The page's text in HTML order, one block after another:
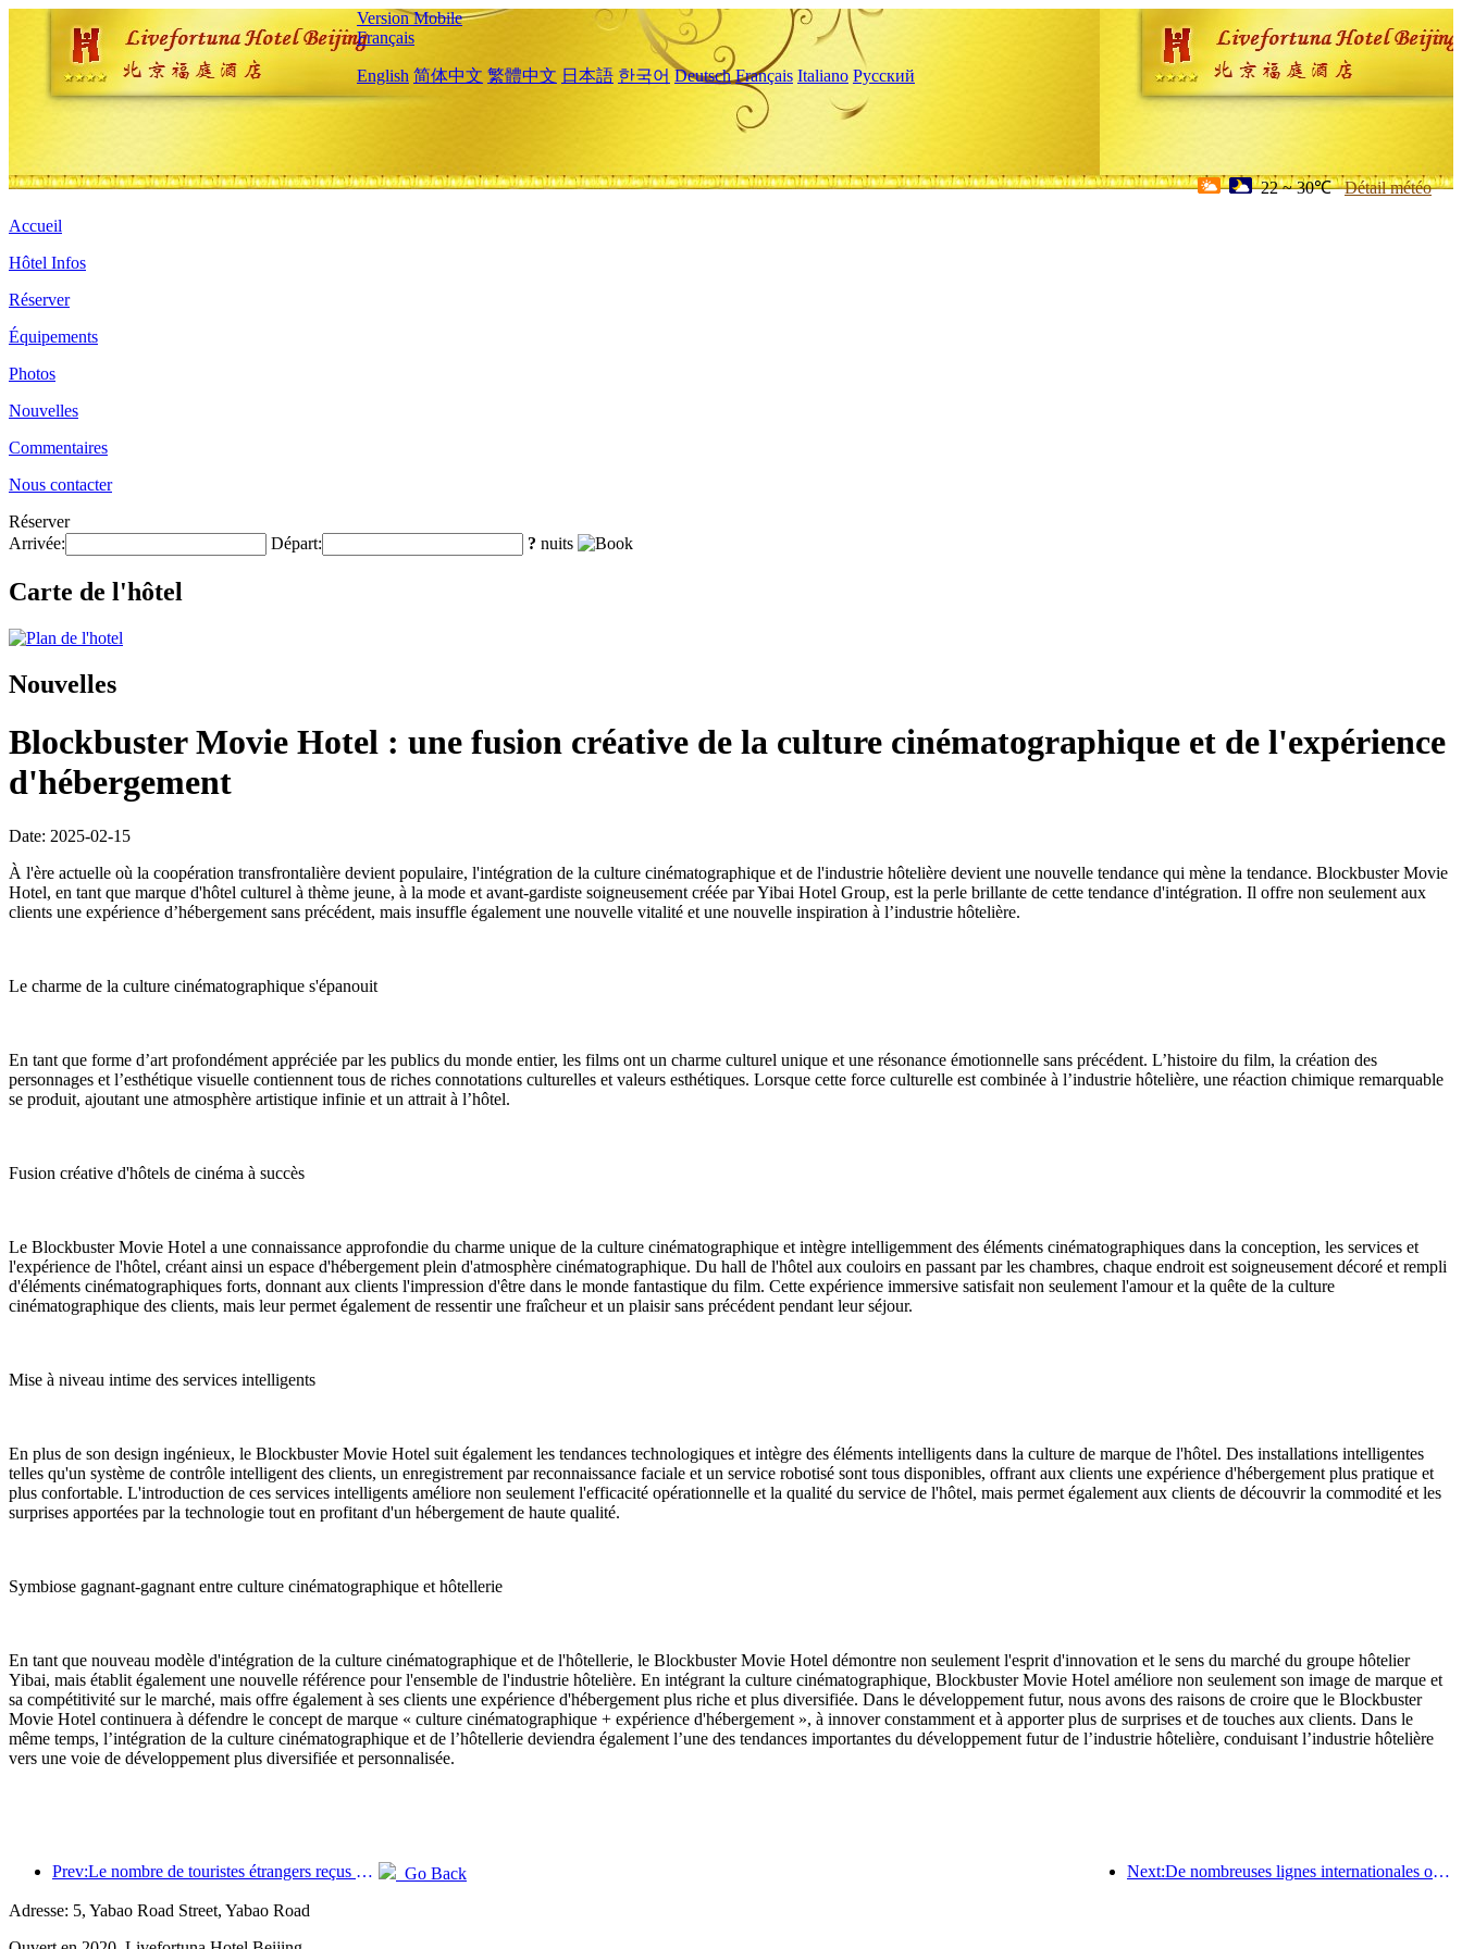
Version Mobile
Français
English 简体中文 繁體中文 日本語 한국어 Deutsch Français Italiano Русский
22 ~ 30℃ Détail météo
Accueil
Hôtel Infos
Réserver
Équipements
Photos
Nouvelles
Commentaires
Nous contacter
Réserver
Arrivée:
Départ: ? nuits
Carte de l'hôtel
Nouvelles
Blockbuster Movie Hotel : une fusion créative de la culture cinématographique et de l'expérience
d'hébergement
Date: 2025-02-15
À l'ère actuelle où la coopération transfrontalière devient populaire, l'intégration de la culture cinématographique et de l'industrie hôtelière devient une nouvelle tendance qui mène la tendance. Blockbuster Movie
Hotel, en tant que marque d'hôtel culturel à thème jeune, à la mode et avant-gardiste soigneusement créée par Yibai Hotel Group, est la perle brillante de cette tendance d'intégration. Il offre non seulement aux
clients une expérience d’hébergement sans précédent, mais insuffle également une nouvelle vitalité et une nouvelle inspiration à l’industrie hôtelière.
Le charme de la culture cinématographique s'épanouit
En tant que forme d’art profondément appréciée par les publics du monde entier, les films ont un charme culturel unique et une résonance émotionnelle sans précédent. L’histoire du film, la création des
personnages et l’esthétique visuelle contiennent tous de riches connotations culturelles et valeurs esthétiques. Lorsque cette force culturelle est combinée à l’industrie hôtelière, une réaction chimique remarquable
se produit, ajoutant une atmosphère artistique infinie et un attrait à l’hôtel.
Fusion créative d'hôtels de cinéma à succès
Le Blockbuster Movie Hotel a une connaissance approfondie du charme unique de la culture cinématographique et intègre intelligemment des éléments cinématographiques dans la conception, les services et
l'expérience de l'hôtel, créant ainsi un espace d'hébergement plein d'atmosphère cinématographique. Du hall de l'hôtel aux couloirs en passant par les chambres, chaque endroit est soigneusement décoré et rempli
d'éléments cinématographiques forts, donnant aux clients l'impression d'être dans le monde fantastique du film. Cette expérience immersive satisfait non seulement l'amour et la quête de la culture
cinématographique des clients, mais leur permet également de ressentir une fraîcheur et un plaisir sans précédent pendant leur séjour.
Mise à niveau intime des services intelligents
En plus de son design ingénieux, le Blockbuster Movie Hotel suit également les tendances technologiques et intègre des éléments intelligents dans la culture de marque de l'hôtel. Des installations intelligentes
telles qu'un système de contrôle intelligent des clients, un enregistrement par reconnaissance faciale et un service robotisé sont tous disponibles, offrant aux clients une expérience d'hébergement plus pratique et
plus confortable. L'introduction de ces services intelligents améliore non seulement l'efficacité opérationnelle et la qualité du service de l'hôtel, mais permet également aux clients de découvrir la commodité et les
surprises apportées par la technologie tout en profitant d'un hébergement de haute qualité.
Symbiose gagnant-gagnant entre culture cinématographique et hôtellerie
En tant que nouveau modèle d'intégration de la culture cinématographique et de l'hôtellerie, le Blockbuster Movie Hotel démontre non seulement l'esprit d'innovation et le sens du marché du groupe hôtelier
Yibai, mais établit également une nouvelle référence pour l'ensemble de l'industrie hôtelière. En intégrant la culture cinématographique, Blockbuster Movie Hotel améliore non seulement son image de marque et
sa compétitivité sur le marché, mais offre également à ses clients une expérience d'hébergement plus riche et plus diversifiée. Dans le développement futur, nous avons des raisons de croire que le Blockbuster
Movie Hotel continuera à défendre le concept de marque « culture cinématographique + expérience d'hébergement », à innover constamment et à apporter plus de surprises et de touches aux clients. Dans le
même temps, l’intégration de la culture cinématographique et de l’hôtellerie deviendra également l’une des tendances importantes du développement futur de l’industrie hôtelière, conduisant l’industrie hôtelière
vers une voie de développement plus diversifiée et personnalisée.
Prev:Le nombre de touristes étrangers reçus par Jinjiang Hotels (Chine) a augmenté de plus de 9 fois par rapport à l'année précédente Next:De nombreuses lignes internationales ont été ouvertes et augmentées récemment
Go Back
Adresse: 5, Yabao Road Street, Yabao Road